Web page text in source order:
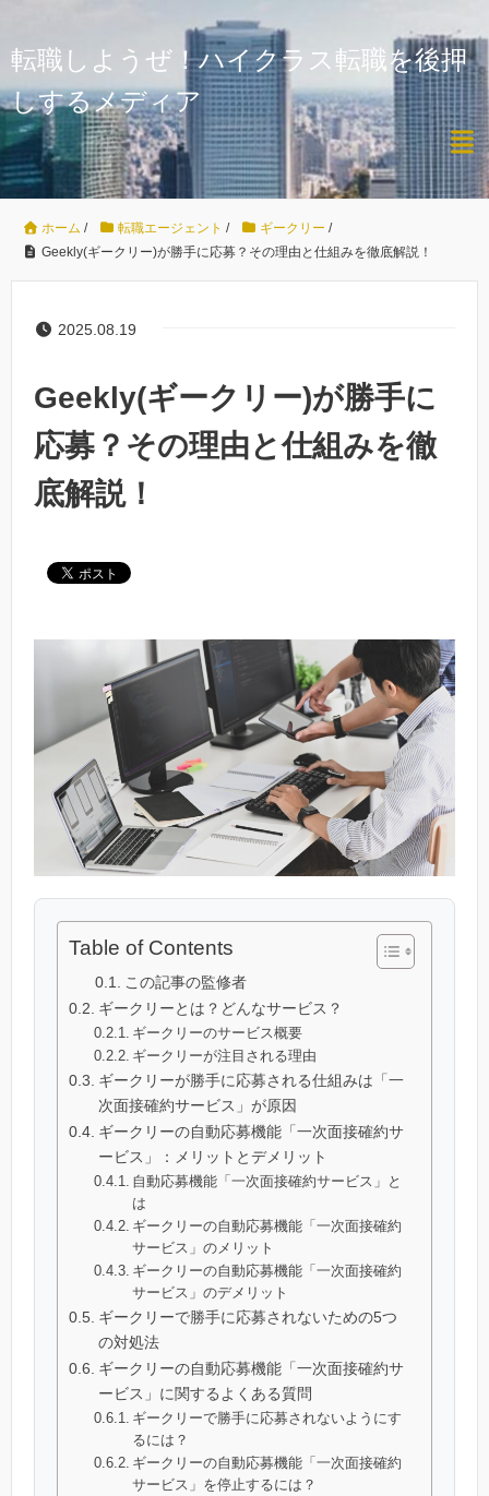
転職しようぜ！ハイクラス転職を後押
しするメディア
ホーム / 転職エージェント / ギークリー /
Geekly(ギークリー)が勝手に応募？その理由と仕組みを徹底解説！
2025.08.19
Geekly(ギークリー)が勝手に
応募？その理由と仕組みを徹
底解説！
Table of Contents
この記事の監修者
ギークリーとは？どんなサービス？
ギークリーのサービス概要
ギークリーが注目される理由
ギークリーが勝手に応募される仕組みは「一
次面接確約サービス」が原因
ギークリーの自動応募機能「一次面接確約サ
ービス」：メリットとデメリット
自動応募機能「一次面接確約サービス」と
は
ギークリーの自動応募機能「一次面接確約
サービス」のメリット
ギークリーの自動応募機能「一次面接確約
サービス」のデメリット
ギークリーで勝手に応募されないための5つ
の対処法
ギークリーの自動応募機能「一次面接確約サ
ービス」に関するよくある質問
ギークリーで勝手に応募されないようにす
るには？
ギークリーの自動応募機能「一次面接確約
サービス」を停止するには？